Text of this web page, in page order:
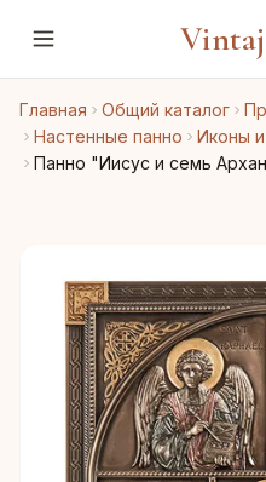
Главная Общий каталог
Настенные панно
Иконы
Панно "Иисус и семь